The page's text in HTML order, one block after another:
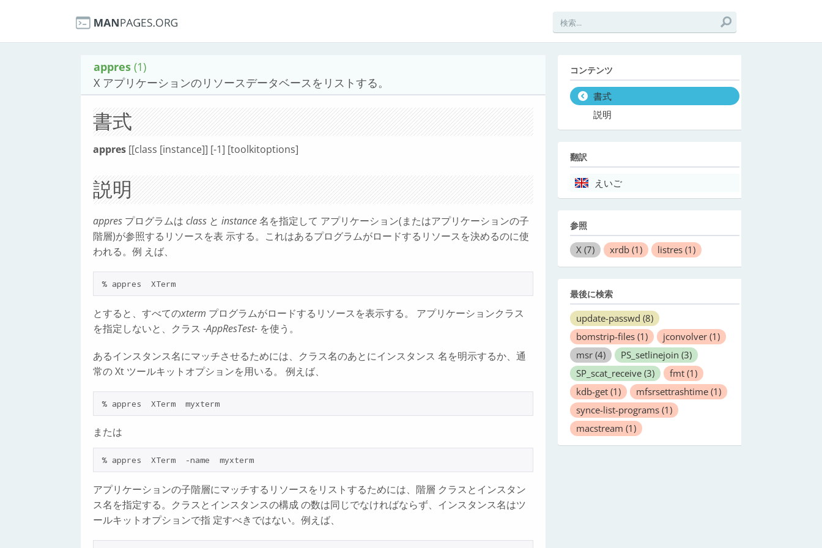
appres (1)
X アプリケーションのリソースデータベースをリストする。
書式
appres [[class [instance]] [-1] [toolkitoptions]
説明
appres プログラムは class と instance名を指定して アプリケーション(またはアプリケーションの子
階層)が参照するリソースを表 示する。これはあるプログラムがロードするリソースを決めるのに使
われる。例 えば、
とすると、すべてのxterm プログラムがロードするリソースを表示する。 アプリケーションクラス
を指定しないと、クラス -AppResTest- を使う。
あるインスタンス名にマッチさせるためには、クラス名のあとにインスタンス 名を明示するか、通
常の Xt ツールキットオプションを用いる。 例えば、
または
アプリケーションの子階層にマッチするリソースをリストするためには、階層 クラスとインスタン
ス名を指定する。クラスとインスタンスの構成 の数は同じでなければならず、インスタンス名はツ
ールキットオプションで指 定すべきではない。例えば、
コンテンツ
書式
説明
翻訳
えいご
参照
X (7) xrdb (1) listres (1)
最後に検索
update-passwd (8)
bomstrip-files (1) jconvolver (1)
msr (4) PS_setlinejoin (3)
SP_scat_receive (3) fmt (1)
kdb-get (1) mfsrsettrashtime (1)
synce-list-programs (1)
macstream (1)